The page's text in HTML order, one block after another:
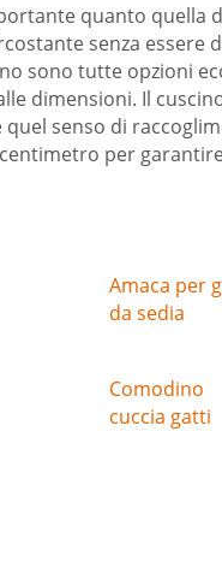
quanto
senza essere
sono tutte opzioni
dimensioni. Il
senso di
per
Amaca per
da sedia
Comodino
cuccia gatti